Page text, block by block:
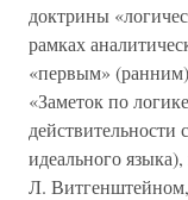
доктрины
рамках
«первым»
«Заметок по
идеального
Л.